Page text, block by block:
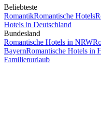
Beliebteste
RomantikRomantische Hotels
Hotels in Deutschland
Bundesland
Romantische Hotels in NRW
BayernRomantische Hotels in
Familienurlaub